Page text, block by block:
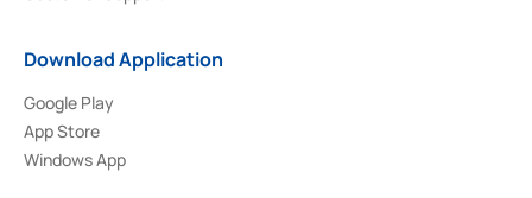
Download Application
Google Play
App Store
Windows App